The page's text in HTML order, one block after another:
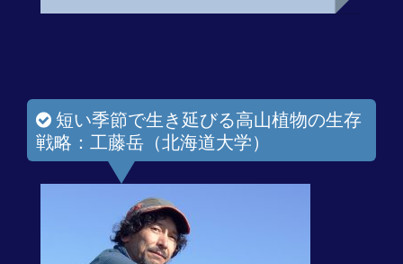
短い季節で生き延びる高山植物の生存
戦略：工藤岳（北海道大学）